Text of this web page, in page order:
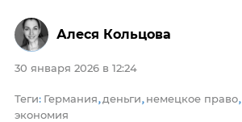
30 января 2026 в 12:24
Теги: Германия, деньги, немецкое право,
экономия
Алеся Кольцова